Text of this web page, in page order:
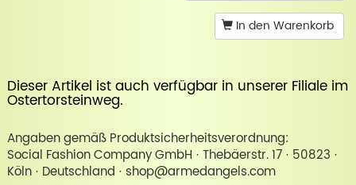
In den Warenkorb
Dieser Artikel ist auch verfügbar in unserer Filiale im
Ostertorsteinweg.
Angaben gemäß Produktsicherheitsverordnung:
Social Fashion Company GmbH · Thebäerstr. 17 · 50823 ·
Köln · Deutschland · shop@armedangels.com